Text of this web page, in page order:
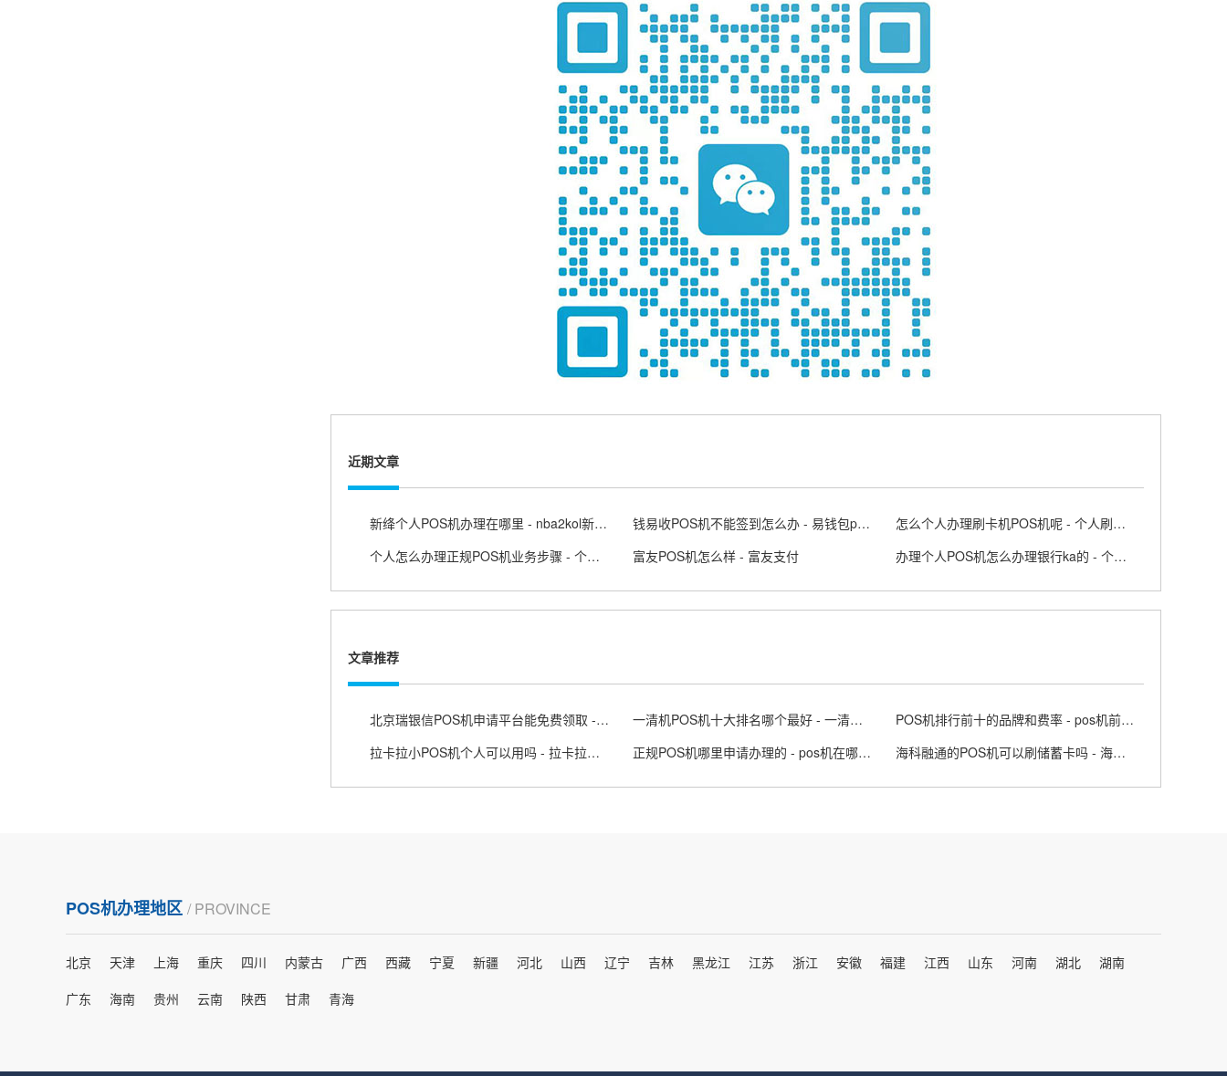
很满意！
严先生 广西南宁
下单要了两个，用了一个，这个还没用，到账很
近期文章
新绛个人POS机办理在哪里 - nba2kol新闻中心 钱易收POS机不能签到怎么办 - 易钱包pos机
怎么个人办理刷卡机POS机呢 - 个人刷卡pos怎么办理流程
个人怎么办理正规POS机业务步骤 - 个人pos机申请流程
富友POS机怎么样 - 富友支付 办理个人POS机怎么办理银行ka的 - 个人pos机办理手续
文章推荐
北京瑞银信POS机申请平台能免费领取 - 瑞银信瑞pos 一清机POS机十大排名哪个最好 - 一清机pos机是什么意思
POS机排行前十的品牌和费率 - pos机前十排名
拉卡拉小POS机个人可以用吗 - 拉卡拉小pos机去哪里办
正规POS机哪里申请办理的 - pos机在哪儿办可靠 海科融通的POS机可以刷储蓄卡吗 - 海科融通刷卡机怎么样
POS机办理地区 / PROVINCE
北京 天津 上海 重庆 四川 内蒙古 广西 西藏 宁夏 新疆 河北 山西 辽宁 吉林 黑龙江 江苏 浙江 安徽 福建 江西 山东 河南 湖北
湖南
广东
海南 贵州 云南 陕西 甘肃 青海